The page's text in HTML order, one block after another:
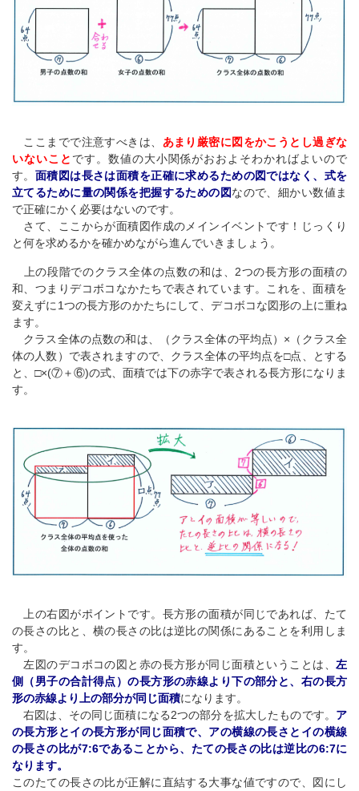
ここまでで注意すべきは、 あまり厳密に図をかこうとし過ぎな
いないこと です。数値の大小関係がおおよそわかればよいので
す。 面積図は長さは面積を正確に求めるための図ではなく、式を
立てるために量の関係を把握するための図なので、細かい数値ま
で正確にかく必要はないのです。
さて、ここからが面積図作成のメインイベントです！じっくり
と何を求めるかを確かめながら進んでいきましょう。
上の段階でのクラス全体の点数の和は、2つの長方形の面積の
和、つまりデコボコなかたちで表されています。これを、面積を
変えずに1つの長方形のかたちにして、デコボコな図形の上に重ね
ます。
クラス全体の点数の和は、（クラス全体の平均点）×（クラス全
体の人数）で表されますので、クラス全体の平均点を□点、とする
と、□×(⑦＋⑥)の式、面積では下の赤字で表される長方形になりま
す。
上の右図がポイントです。長方形の面積が同じであれば、たて
の長さの比と、横の長さの比は逆比の関係にあることを利用しま
す。
左図のデコボコの図と赤の長方形が同じ面積ということは、 左
側（男子の合計得点）の長方形の赤線より下の部分と、右の長方
形の赤線より上の部分が同じ面積になります。
右図は、その同じ面積になる2つの部分を拡大したものです。 ア
の長方形とイの長方形が同じ面積で、アの横線の長さとイの横線
の長さの比が7:6であることから、たての長さの比は逆比の6:7に
なります。
このたての長さの比が正解に直結する大事な値ですので、図にし